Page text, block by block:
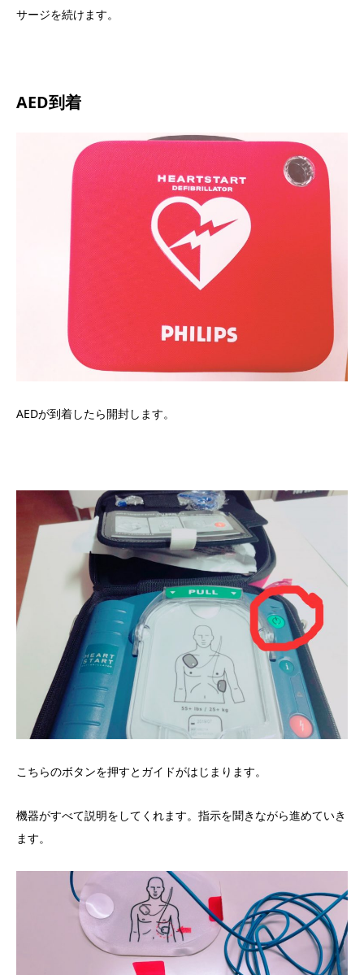
サージを続けます。
AED到着
AEDが到着したら開封します。
こちらのボタンを押すとガイドがはじまります。
機器がすべて説明をしてくれます。指示を聞きながら進めていき
ます。